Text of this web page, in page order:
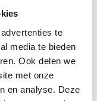
te
media te bieden
Ook delen we
met onze
en analyse. Deze
de start, maar
helder: maak
leidend in